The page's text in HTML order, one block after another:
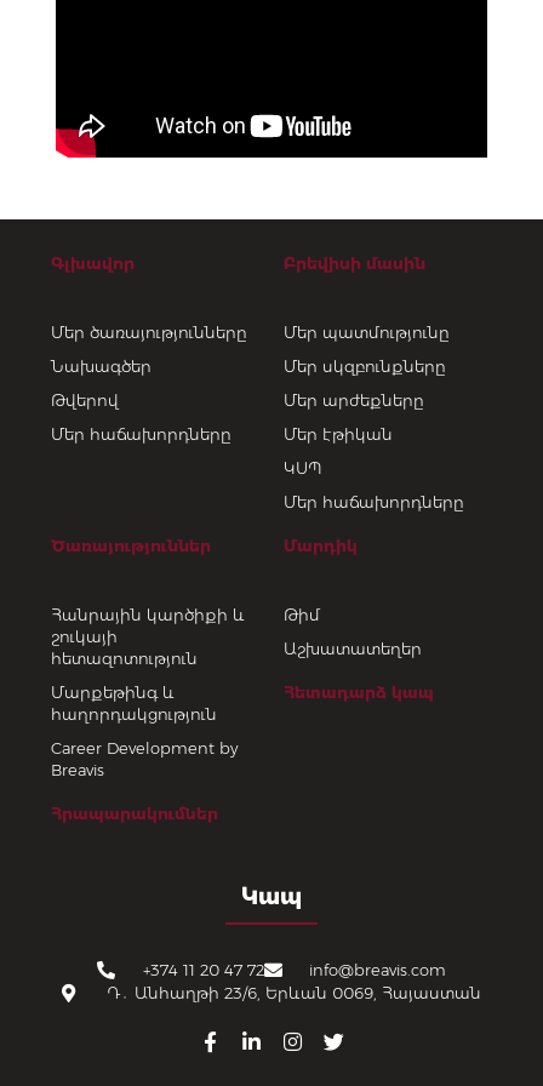
Կապ
+374 11 20 47 72
info@breavis.com
Դ․ Անհաղթի 23/6, Երևան 0069, Հայաստան
F
a
L
i
I
n
T
w
Գլխավոր
Մեր ծառայությունները
Նախագծեր
Թվերով
Մեր հաճախորդները
Բրեվիսի մասին
Մեր պատմությունը
Մեր սկզբունքները
Մեր արժեքները
Մեր էթիկան
ԿՍՊ
Մեր հաճախորդները
Ծառայություններ
Հանրային կարծիքի և
շուկայի
հետազոտություն
Մարքեթինգ և
հաղորդակցություն
Career Development by
Breavis
Հրապարակումներ
Մարդիկ
Թիմ
Աշխատատեղեր
Հետադարձ կապ